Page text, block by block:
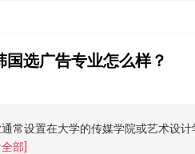
国选广告专业怎么样？
常设置在大学的传媒学院或艺术设
部]